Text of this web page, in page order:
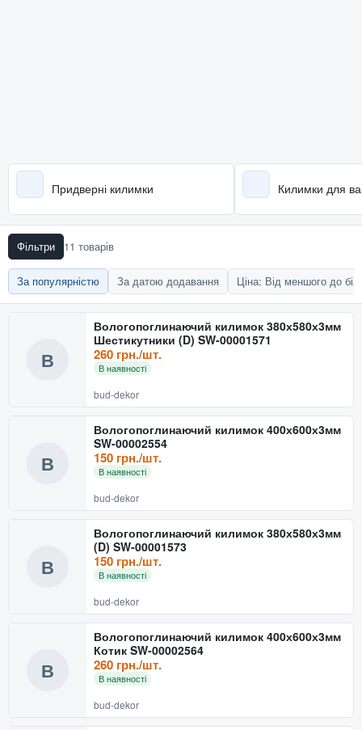
Придверні килимки Килимки для
Фільтри 11 товарів
За популярністю За датою додавання Ціна: Від меншого до
В
Вологопоглинаючий килимок 380х580х3мм
Шестикутники (D) SW-00001571
260 грн./шт.
В наявності
bud-dekor
В
Вологопоглинаючий килимок 400х600х3мм
SW-00002554
150 грн./шт.
В наявності
bud-dekor
В
Вологопоглинаючий килимок 380х580х3мм
(D) SW-00001573
150 грн./шт.
В наявності
bud-dekor
В
Вологопоглинаючий килимок 400х600х3мм
Котик SW-00002564
260 грн./шт.
В наявності
bud-dekor